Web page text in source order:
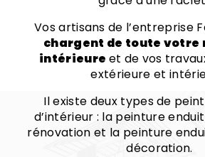
Vos artisans de l’entreprise
chargent de toute votre
intérieure et de vos
extérieure et
Il existe deux types de
d’intérieur : la peinture
rénovation et la peinture
décoration.